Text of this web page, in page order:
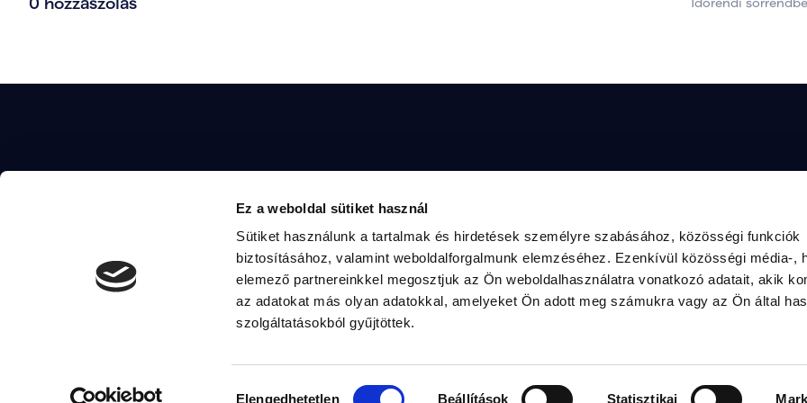
Ez a weboldal sütiket használ
Sütiket használunk a tartalmak és hirdetések személyre szabásához, közösségi funkciók
biztosításához, valamint weboldalforgalmunk elemzéséhez. Ezenkívül közösségi média-,
elemező partnereinkkel megosztjuk az Ön weboldalhasználatra vonatkozó adatait, akik
az adatokat más olyan adatokkal, amelyeket Ön adott meg számukra vagy az Ön által
szolgáltatásokból gyűjtöttek.
Elengedhetetlen Beállítások Statisztikai
készíteni a vezetőinkkel, vagy érdeklődsz a mozgalom
tevékenységei iránt, kérlek, vedd fel velünk a kapcsolatot az
alábbi elérhetőségeken:
© 2026. Radnai Márk országgyűlési képviselő - radnaimark.hu - Minden jog